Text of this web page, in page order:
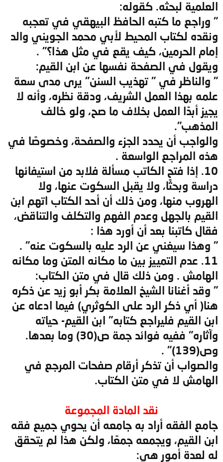
العلمية لبحثه. كقوله:
" وراجع ما كتبه الحافظ البيهقي في تعجبه
ونقده لكتاب المحيط لأبي محمد الجويني والد
إمام الحرمين، كيف يقع في مثل هذا؟" .
ويقول في الصفحة نفسها عن ابن القيم:
" والناظر في " تهذيب السنن" يرى مدى سعة
علمه بهذا العمل الشريف، ودقة نظره، وأنه لا
يجيز أبدًا العمل بخلاف ما صح، ولو خالف
المذهب".
والواجب أن يحدد الجزء والصفحة، وخصوصًا في
هذه المراجع الواسعة .
10. إذا فتح الكاتب مسألة فلابد من استيفائها
دراسة وبحثًا، ولا يقبل السكوت عنها، ولا
الهروب منها، ومن ذلك أن أحد الكتاب اتهم ابن
القيم بالجهل وعدم الفهم والتكلف والتناقض،
فقال كاتبنا بعد أن أورد هذا :
" وهذا سيغني عن الرد عليه بالسكوت عنه" .
11. عدم التمييز بين ما مكانه المتن وما مكانه
الهامش . ومن ذلك قال في متن الكتاب:
" وقد أغنانا الشيخ العلامة بكر أبو زيد عن ذكره
هنا( أي ذكر الرد على الكوثري) فيما ادعاه عن
ابن القيم فليراجع كتابه" ابن القيم- حياته
وآثاره" ففيه فوائد جمة ص(30) وما بعدها.
وص(139)" .
والصواب أن تذكر أرقام صفحات المرجع في
الهامش لا في متن الكتاب.
نقد المادة المجموعة​
جامع الفقه أراد به جامعه أن يحوي جميع فقه
ابن القيم، ويجمعه جمعًا، ولكن هذا لم يتحقق
له لعدة أمور هي: